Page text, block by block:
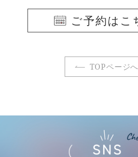
ご予約はこ
TOPページへ